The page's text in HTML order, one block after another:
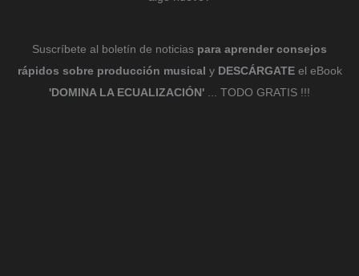
Suscríbete al boletín de noticias para aprender consejos
rápidos sobre producción musical y DESCÁRGATEel eBook
'DOMINA LA ECUALIZACIÓN' ... TODO GRATIS !!!